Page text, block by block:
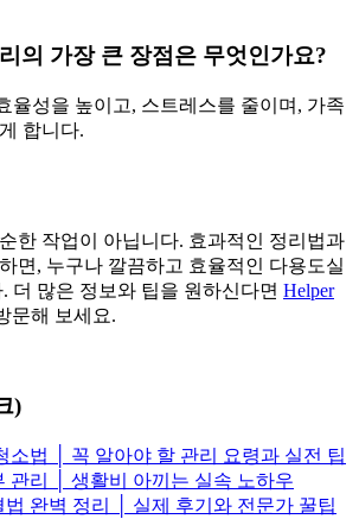
의 가장 큰 장점은 무엇인가요?
율성을 높이고, 스트레스를 줄이며, 가족
합니다.
한 작업이 아닙니다. 효과적인 정리법과
면, 누구나 깔끔하고 효율적인 다용도실
더 많은 정보와 팁을 원하신다면 Helper
문해 보세요.
)
소법 │ 꼭 알아야 할 관리 요령과 실전 팁
관리 │ 생활비 아끼는 실속 노하우
법 완벽 정리 │ 실제 후기와 전문가 꿀팁